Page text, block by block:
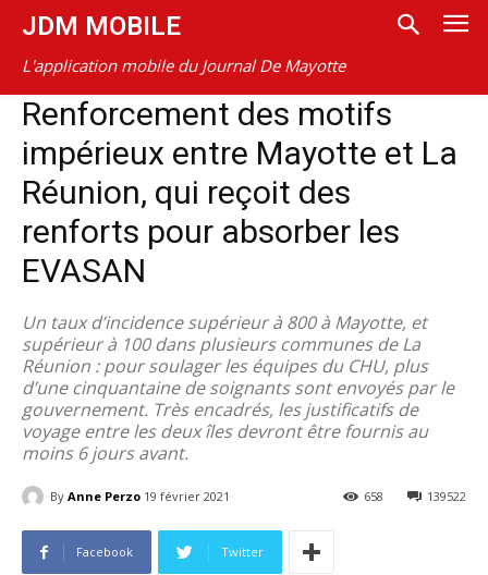
JDM MOBILE
L'application mobile du Journal De Mayotte
Renforcement des motifs
impérieux entre Mayotte et La
Réunion, qui reçoit des
renforts pour absorber les
EVASAN
Un taux d’incidence supérieur à 800 à Mayotte, et
supérieur à 100 dans plusieurs communes de La
Réunion : pour soulager les équipes du CHU, plus
d’une cinquantaine de soignants sont envoyés par le
gouvernement. Très encadrés, les justificatifs de
voyage entre les deux îles devront être fournis au
moins 6 jours avant.
By Anne Perzo 19 février 2021 139522
658
Facebook Twitter